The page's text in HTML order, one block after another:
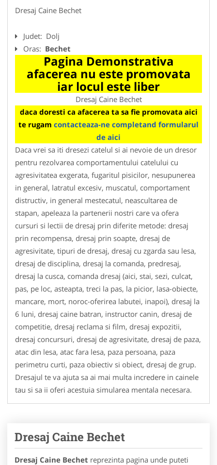
Dresaj Caine Bechet
Judet: Dolj
Oras: Bechet
Pagina Demonstrativa
afacerea nu este promovata
iar locul este liber
Dresaj Caine Bechet
daca doresti ca afacerea ta sa fie promovata aici
te rugam contacteaza-ne completand formularul
de aici
Daca vrei sa iti dresezi catelul si ai nevoie de un dresor
pentru rezolvarea comportamentului catelului cu
agresivitatea exgerata, fugaritul pisicilor, nesupunerea
in general, latratul excesiv, muscatul, comportament
distructiv, in general mestecatul, neascultarea de
stapan, apeleaza la partenerii nostri care va ofera
cursuri si lectii de dresaj prin diferite metode: dresaj
prin recompensa, dresaj prin soapte, dresaj de
agresivitate, tipuri de dresaj, dresaj cu zgarda sau lesa,
dresaj de disciplina, dresaj la comanda, predresaj,
dresaj la cusca, comanda dresaj (aici, stai, sezi, culcat,
pas, pe loc, asteapta, treci la pas, la picior, lasa-obiecte,
mancare, mort, noroc-oferirea labutei, inapoi), dresaj la
6 luni, dresaj caine batran, instructor canin, dresaj de
competitie, dresaj reclama si film, dresaj expozitii,
dresaj concursuri, dresaj de agresivitate, dresaj de paza,
atac din lesa, atac fara lesa, paza persoana, paza
perimetru curti, paza obiectiv si obiect, dresaj de grup.
Dresajul te va ajuta sa ai mai multa incredere in cainele
tau si sa ii oferi acestuia simularea mentala necesara.
Dresaj Caine Bechet
Dresaj Caine Bechet reprezinta pagina unde puteti